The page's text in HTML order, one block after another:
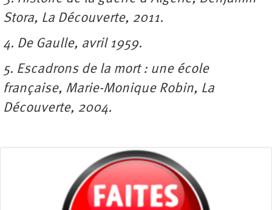
Stora, La Découverte, 2011.
4. De Gaulle, avril 1959.
5. Escadrons de la mort : une école
française, Marie-Monique Robin, La
Découverte, 2004.